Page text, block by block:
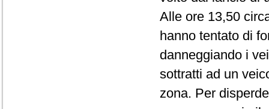
Alle ore 13,50
hanno tentato di
danneggiando i
sottratti ad un
zona. Per